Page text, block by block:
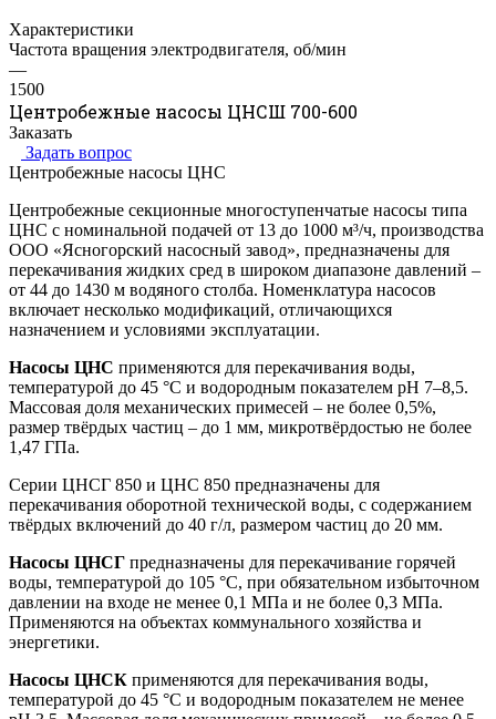
Характеристики
Частота вращения электродвигателя, об/мин
—
1500
Центробежные насосы ЦНСШ 700-600
Заказать
Задать вопрос
Центробежные насосы ЦНС
Центробежные секционные многоступенчатые насосы типа
ЦНС с номинальной подачей от 13 до 1000 м³/ч, производства
ООО «Ясногорский насосный завод», предназначены для
перекачивания жидких сред в широком диапазоне давлений –
от 44 до 1430 м водяного столба. Номенклатура насосов
включает несколько модификаций, отличающихся
назначением и условиями эксплуатации.
Насосы ЦНС применяются для перекачивания воды,
температурой до 45 °C и водородным показателем pH 7–8,5.
Массовая доля механических примесей – не более 0,5%,
размер твёрдых частиц – до 1 мм, микротвёрдостью не более
1,47 ГПа.
Серии ЦНСГ 850 и ЦНС 850 предназначены для
перекачивания оборотной технической воды, с содержанием
твёрдых включений до 40 г/л, размером частиц до 20 мм.
Насосы ЦНСГ предназначены для перекачивание горячей
воды, температурой до 105 °C, при обязательном избыточном
давлении на входе не менее 0,1 МПа и не более 0,3 МПа.
Применяются на объектах коммунального хозяйства и
энергетики.
Насосы ЦНСК применяются для перекачивания воды,
температурой до 45 °C и водородным показателем не менее